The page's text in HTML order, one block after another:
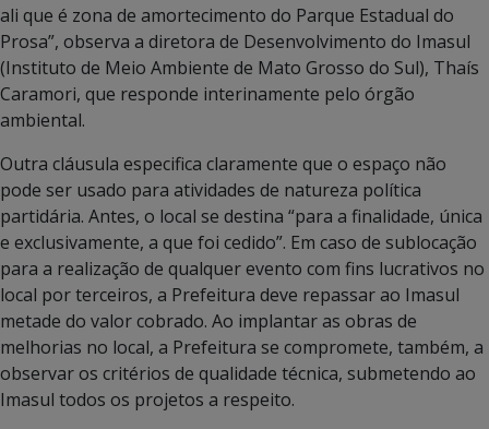
ali que é zona de amortecimento do Parque Estadual do
Prosa”, observa a diretora de Desenvolvimento do Imasul
(Instituto de Meio Ambiente de Mato Grosso do Sul), Thaís
Caramori, que responde interinamente pelo órgão
ambiental.
Outra cláusula especifica claramente que o espaço não
pode ser usado para atividades de natureza política
partidária. Antes, o local se destina “para a finalidade, única
e exclusivamente, a que foi cedido”. Em caso de sublocação
para a realização de qualquer evento com fins lucrativos no
local por terceiros, a Prefeitura deve repassar ao Imasul
metade do valor cobrado. Ao implantar as obras de
melhorias no local, a Prefeitura se compromete, também, a
observar os critérios de qualidade técnica, submetendo ao
Imasul todos os projetos a respeito.